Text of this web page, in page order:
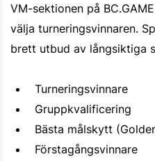
VM-sektionen på
välja turneringsvinnaren.
brett utbud av långsiktiga
Turneringsvinnare
Gruppkvalificering
Bästa målskytt
Förstagångsvinnare